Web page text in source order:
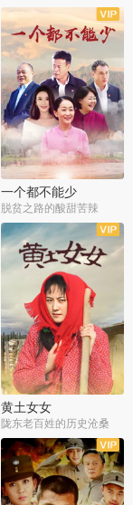
全36集
一个都不能少
脱贫之路的酸甜苦辣
全23集
黄土女女
陇东老百姓的历史沧桑
全44集